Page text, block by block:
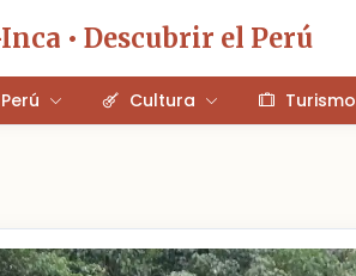
• Descubrir el Perú
Perú Cultura Turismo